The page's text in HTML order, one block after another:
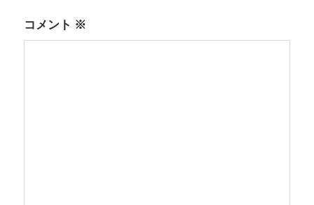
ン
コメント ※